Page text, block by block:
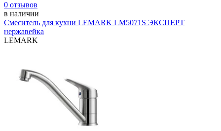
0 отзывов
в наличии
Смеситель для кухни LEMARK LM5071S ЭКСПЕРТ
нержавейка
LEMARK